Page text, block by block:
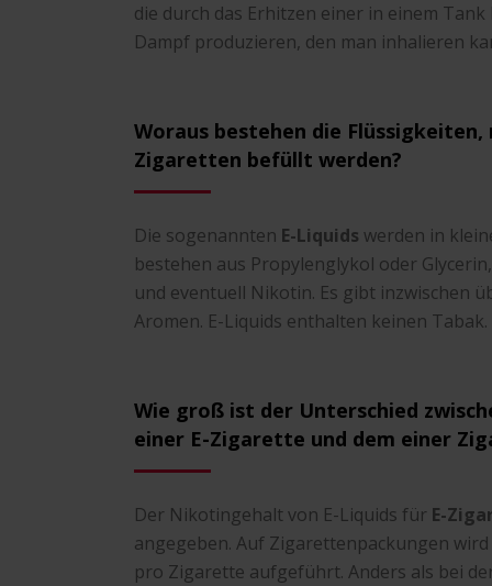
die durch das Erhitzen einer in einem
Dampf produzieren, den man inhalieren
Woraus bestehen die Flüssigkeiten,
Zigaretten befüllt werden?
Die sogenannten E-Liquids werden in
bestehen aus Propylenglykol oder
und eventuell Nikotin. Es gibt inzwischen
Aromen. E-Liquids enthalten keinen Tabak.
Wie groß ist der Unterschied
einer E-Zigarette und dem einer
Der Nikotingehalt von E-Liquids für E-
angegeben. Auf Zigarettenpackungen
pro Zigarette aufgeführt. Anders als bei